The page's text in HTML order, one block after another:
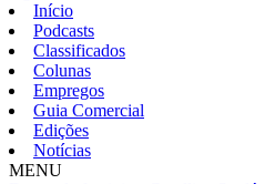
Início
Podcasts
Classificados
Colunas
Empregos
Guia Comercial
Edições
Notícias
MENU